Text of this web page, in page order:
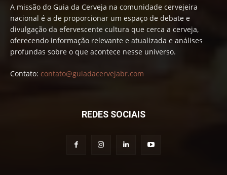
A missão do Guia da Cerveja na comunidade cervejeira
nacional é a de proporcionar um espaço de debate e
divulgação da efervescente cultura que cerca a cerveja,
oferecendo informação relevante e atualizada e análises
profundas sobre o que acontece nesse universo.
Contato: contato@guiadacervejabr.com
REDES SOCIAIS